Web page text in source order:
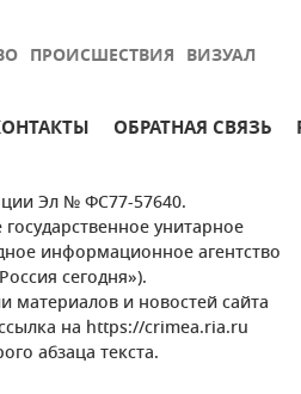
ПРОИСШЕСТВИЯ ВИЗУАЛ
ОБРАТНАЯ СВЯЗЬ
Эл № ФС77-57640.
унитарное
информационное агентство
сегодня»).
и новостей сайта
на https://crimea.ria.ru
абзаца текста.